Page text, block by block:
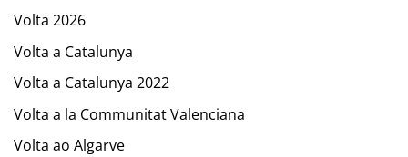
Volta 2026
Volta a Catalunya
Volta a Catalunya 2022
Volta a la Communitat Valenciana
Volta ao Algarve